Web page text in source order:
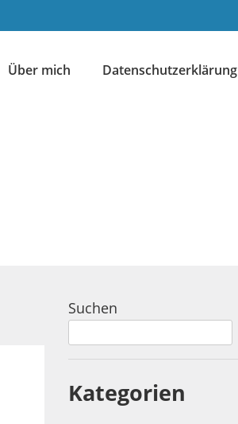
Über mich Datenschutzerklärung
Suchen
Kategorien